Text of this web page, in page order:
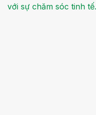
với sự chăm sóc tinh tế.